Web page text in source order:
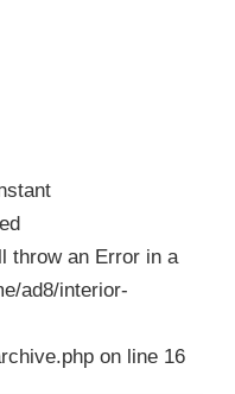
throw an Error in a
ad8/interior-
on line 16